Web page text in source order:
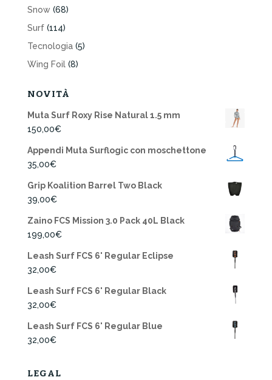
Snow (68)
Surf (114)
Tecnologia (5)
Wing Foil (8)
NOVITÀ
Muta Surf Roxy Rise Natural 1.5 mm
150,00€
Appendi Muta Surflogic con moschettone
35,00€
Grip Koalition Barrel Two Black
39,00€
Zaino FCS Mission 3.0 Pack 40L Black
199,00€
Leash Surf FCS 6' Regular Eclipse
32,00€
Leash Surf FCS 6' Regular Black
32,00€
Leash Surf FCS 6' Regular Blue
32,00€
LEGAL